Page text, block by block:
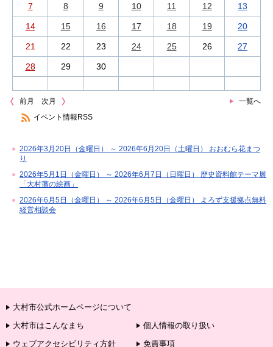
7 8 9 10 11 12 13
14 15 16 17 18 19 20
21 22 23 24 25 26 27
28 29 30
前月 一覧へ
次月
イベント情報RSS
2026年3月20日（金曜日） ～ 2026年6月20日（土曜日） おおむら花まつ
り
2026年5月1日（金曜日） ～ 2026年6月7日（日曜日） 歴史資料館テーマ展
「大村藩の絵画」
2026年6月5日（金曜日） ～ 2026年6月5日（金曜日） よろず支援拠点無料
経営相談会
大村市公式ホームページについて
大村市はこんなまち
個人情報の取り扱い
ウェブアクセシビリティ方針
免責事項